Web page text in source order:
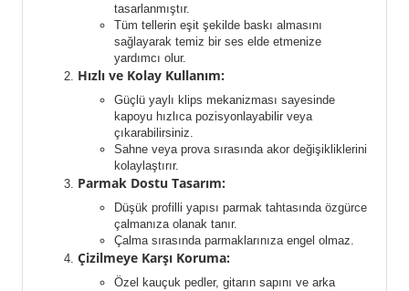
tasarlanmıştır.
Tüm tellerin eşit şekilde baskı almasını
sağlayarak temiz bir ses elde etmenize
yardımcı olur.
Hızlı ve Kolay Kullanım:
Güçlü yaylı klips mekanizması sayesinde
kapoyu hızlıca pozisyonlayabilir veya
çıkarabilirsiniz.
Sahne veya prova sırasında akor değişikliklerini
kolaylaştırır.
Parmak Dostu Tasarım:
Düşük profilli yapısı parmak tahtasında özgürce
çalmanıza olanak tanır.
Çalma sırasında parmaklarınıza engel olmaz.
Çizilmeye Karşı Koruma:
Özel kauçuk pedler, gitarın sapını ve arka